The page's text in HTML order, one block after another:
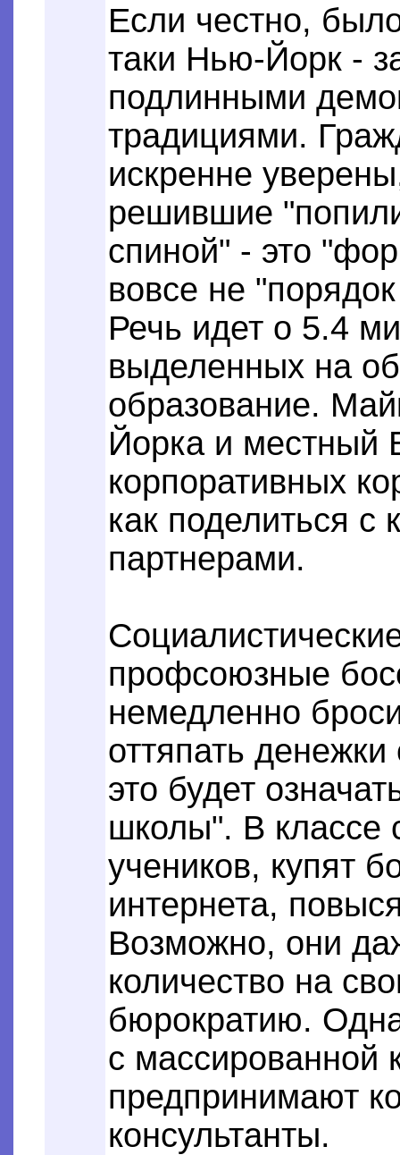
Если честно,
таки Нью-Йорк -
подлинными
традициями.
искренне
решившие
спиной" - это
вовсе не
Речь идет о 5.4
выделенных на
образование.
Йорка и местный
корпоративных
как поделиться с
партнерами.
профсоюзные
немедленно
оттяпать
это будет
школы". В классе
учеников, купят
интернета,
Возможно, они
количество на
бюрократию.
с массированной
предпринимают
консультанты.